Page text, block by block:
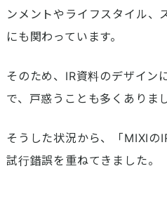
ンメントやライフスタイル、
にも関わっています。
そのため、IR資料のデザイン
で、戸惑うことも多くありま
そうした状況から、「MIXIの
試行錯誤を重ねてきました。